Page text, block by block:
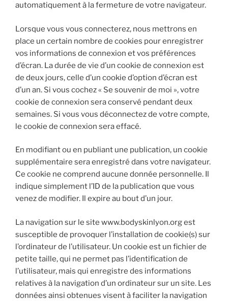
automatiquement à la fermeture de votre navigateur.
Lorsque vous vous connecterez, nous mettrons en
place un certain nombre de cookies pour enregistrer
vos informations de connexion et vos préférences
d’écran. La durée de vie d’un cookie de connexion est
de deux jours, celle d’un cookie d’option d’écran est
d’un an. Si vous cochez « Se souvenir de moi », votre
cookie de connexion sera conservé pendant deux
semaines. Si vous vous déconnectez de votre compte,
le cookie de connexion sera effacé.
En modifiant ou en publiant une publication, un cookie
supplémentaire sera enregistré dans votre navigateur.
Ce cookie ne comprend aucune donnée personnelle. Il
indique simplement l’ID de la publication que vous
venez de modifier. Il expire au bout d’un jour.
La navigation sur le site www.bodyskinlyon.org est
susceptible de provoquer l’installation de cookie(s) sur
l’ordinateur de l’utilisateur. Un cookie est un fichier de
petite taille, qui ne permet pas l’identification de
l’utilisateur, mais qui enregistre des informations
relatives à la navigation d’un ordinateur sur un site. Les
données ainsi obtenues visent à faciliter la navigation